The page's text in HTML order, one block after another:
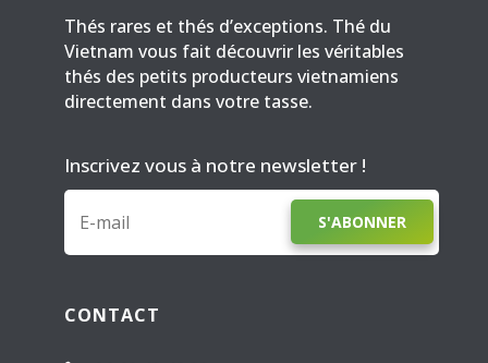
Thés rares et thés d’exceptions. Thé du
Vietnam vous fait découvrir les véritables
thés des petits producteurs vietnamiens
directement dans votre tasse.
Inscrivez vous à notre newsletter !
S'ABONNER
CONTACT